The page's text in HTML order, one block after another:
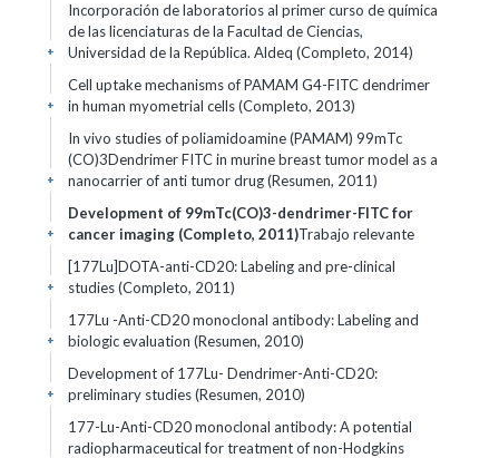
Incorporación de laboratorios al primer curso de química
de las licenciaturas de la Facultad de Ciencias,
Universidad de la República. Aldeq (Completo, 2014)
+
Cell uptake mechanisms of PAMAM G4-FITC dendrimer
in human myometrial cells (Completo, 2013)
+
In vivo studies of poliamidoamine (PAMAM) 99mTc
(CO)3Dendrimer FITC in murine breast tumor model as a
nanocarrier of anti tumor drug (Resumen, 2011)
+
Development of 99mTc(CO)3-dendrimer-FITC for
cancer imaging (Completo, 2011)Trabajo relevante
+
[177Lu]DOTA-anti-CD20: Labeling and pre-clinical
studies (Completo, 2011)
+
177Lu -Anti-CD20 monoclonal antibody: Labeling and
biologic evaluation (Resumen, 2010)
+
Development of 177Lu- Dendrimer-Anti-CD20:
preliminary studies (Resumen, 2010)
+
177-Lu-Anti-CD20 monoclonal antibody: A potential
radiopharmaceutical for treatment of non-Hodgkins